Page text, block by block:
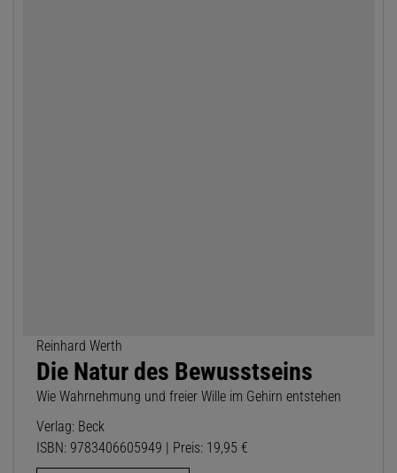
Reinhard Werth
Die Natur des Bewusstseins
Wie Wahrnehmung und freier Wille im Gehirn entstehen
Verlag: Beck
ISBN: 9783406605949 | Preis: 19,95 €